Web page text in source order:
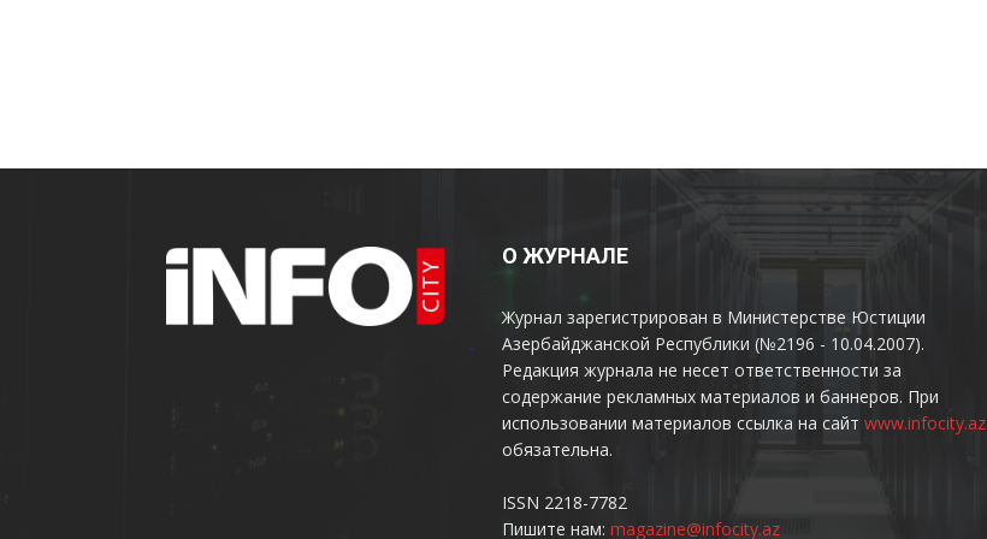
О ЖУРНАЛЕ
Журнал зарегистрирован в Министерстве Юстиции
Азербайджанской Республики (№2196 - 10.04.2007).
Редакция журнала не несет ответственности за
содержание рекламных материалов и баннеров. При
использовании материалов ссылка на сайт www.infocity.az
обязательна.
ISSN 2218-7782
Пишите нам: magazine@infocity.az